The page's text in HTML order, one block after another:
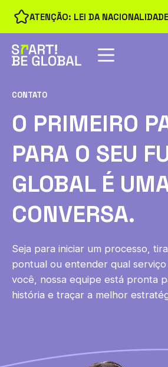
ATENÇÃO: LEI DA
CONTATO
O PRIMEIRO
PARA O SEU
GLOBAL É
CONVERSA.
Seja para iniciar um processo,
pontual ou entender qual
você, nossa equipe está pronta
história e traçar a melhor